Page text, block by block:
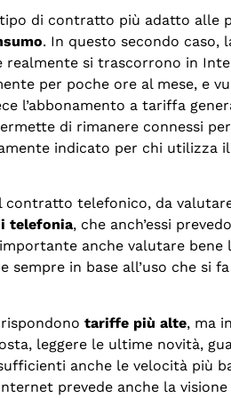
di contratto più adatto alle
. In questo secondo caso,
realmente si trascorrono in
per poche ore al mese, e
l’abbonamento a tariffa
di rimanere connessi
indicato per chi utilizza
contratto telefonico, da
telefonia, che anch’essi
anche valutare bene
sempre in base all’uso che si
tariffe più alte, ma
leggere le ultime novità,
anche le velocità più
prevede anche la